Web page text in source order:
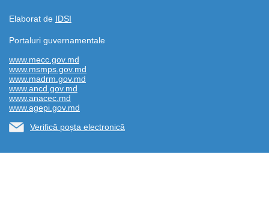
Elaborat de IDSI
Portaluri guvernamentale
www.mecc.gov.md
www.msmps.gov.md
www.madrm.gov.md
www.ancd.gov.md
www.anacec.md
www.agepi.gov.md
Verifică poșta electronică